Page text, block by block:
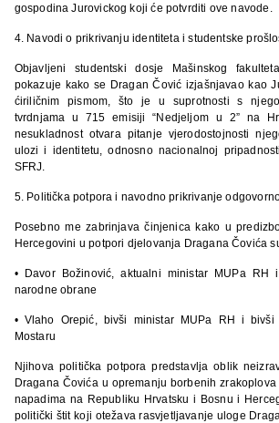
gospodina Jurovickog koji će potvrditi ove navode.
4. Navodi o prikrivanju identiteta i studentske
Objavljeni studentski dosje Mašinskog
pokazuje kako se Dragan Čović izjašnjavao kao
ćiriličnim pismom, što je u suprotnosti s
tvrdnjama u 715 emisiji “Nedjeljom u 2” na
nesukladnost otvara pitanje vjerodostojnosti
ulozi i identitetu, odnosno nacionalnoj
SFRJ.
5. Politička potpora i navodno prikrivanje
Posebno me zabrinjava činjenica kako u
Hercegovini u potpori djelovanja Dragana Čovića
• Davor Božinović, aktualni ministar MUPa RH
narodne obrane
• Vlaho Orepić, bivši ministar MUPa RH i bivši
Mostaru
Njihova politička potpora predstavlja oblik
Dragana Čovića u opremanju borbenih
napadima na Republiku Hrvatsku i Bosnu i
politički štit koji otežava rasvjetljavanje uloge